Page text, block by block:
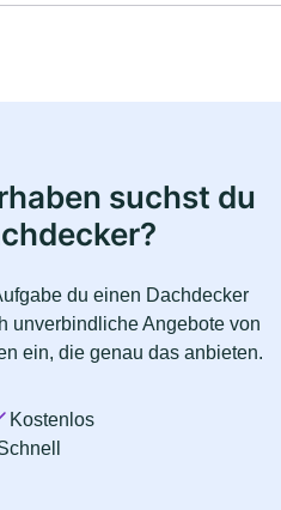
suchst du
du einen Dachdecker
unverbindliche Angebote von
ein, die genau das anbieten.
Kostenlos